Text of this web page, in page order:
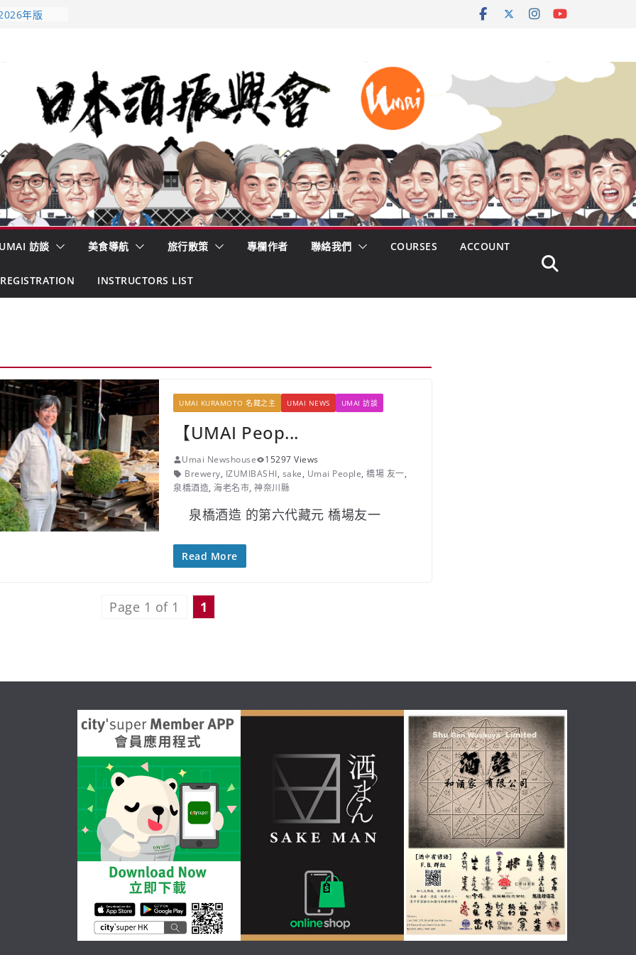
一覽表
年版
山形純米大
き上手
訪談 美食導航 旅行散策 專欄作者 聯絡我們 COURSES ACCOUNT
INSTRUCTORS LIST
UMAI KURAMOTO 名藏之主 UMAI NEWS UMAI 訪談
【UMAI Peop...
Umai Newshouse
15297 Views
Brewery, IZUMIBASHI, sake, Umai People, 橋場 友一,
泉橋酒造, 海老名市, 神奈川縣
泉橋酒造 的第六代藏元 橋場友一
Read More
Page 1 of 1 1